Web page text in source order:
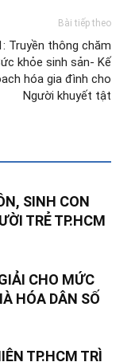
Bài tiếp theo
Truyền thông chăm
khỏe sinh sản- Kế
hóa gia đình cho
Người khuyết tật
SINH CON
TRẺ TP.HCM
CHO MỨC
HÓA DÂN SỐ
TP.HCM TRÌ